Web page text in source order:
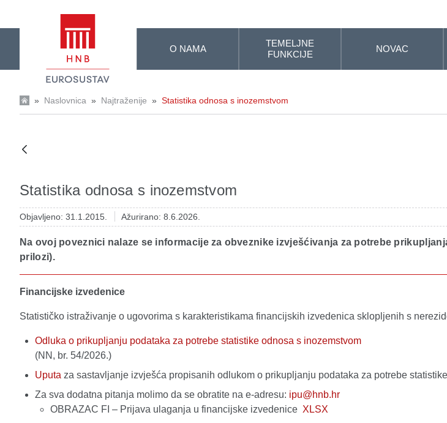
O NAMA
TEMELJNE
FUNKCIJE
NOVAC
» Naslovnica » Najtraženije » Statistika odnosa s inozemstvom
Statistika odnosa s inozemstvom
Objavljeno: 31.1.2015. Ažurirano: 8.6.2026.
Na ovoj poveznici nalaze se informacije za obveznike izvješćivanja za potrebe
prilozi).
Financijske izvedenice
Statističko istraživanje o ugovorima s karakteristikama financijskih izvedenica sklopljenih s
Odluka o prikupljanju podataka za potrebe statistike odnosa s inozemstvom
(NN, br. 54/2026.)
Uputa za sastavljanje izvješća propisanih odlukom o prikupljanju podataka za potrebe
Za sva dodatna pitanja molimo da se obratite na e-adresu: ipu@hnb.hr
OBRAZAC FI – Prijava ulaganja u financijske izvedenice XLSX